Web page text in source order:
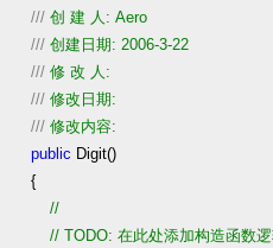
/// 创 建 人: Aero
/// 创建日期: 2006-3-22
/// 修 改 人:
/// 修改日期:
/// 修改内容:
public Digit()
{
//
// TODO: 在此处添加构造函数